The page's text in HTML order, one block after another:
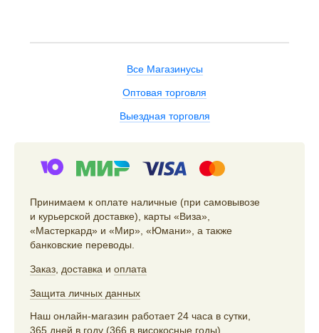
Все Магазинусы
Оптовая торговля
Выездная торговля
Принимаем к оплате наличные (при самовывозе
и курьерской доставке), карты «Виза»,
«Мастеркард» и «Мир», «Юмани», а также
банковские переводы.
Заказ доставка и оплата
Защита личных данных
Наш онлайн-магазин работает 24 часа в сутки,
365 дней в году (366 в високосные годы).